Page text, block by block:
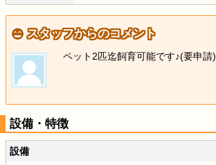
スタッフからのコメント
ペット2匹迄飼育可能です♪(要申請)
設備・特徴
設備